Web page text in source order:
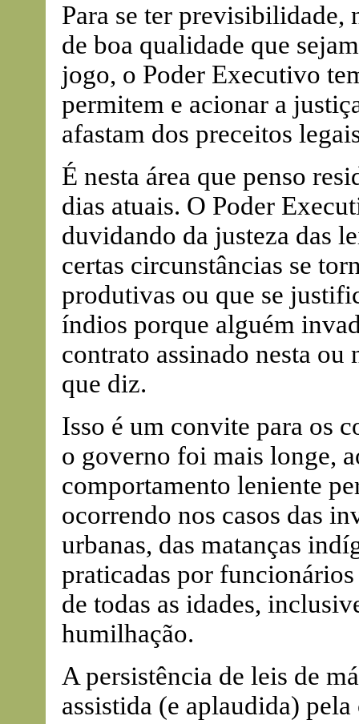
Para se ter previsibilidade,
de boa qualidade que
jogo, o Poder Executivo
permitem e acionar a
afastam dos preceitos
É nesta área que penso
dias atuais. O Poder
duvidando da justeza das
certas circunstâncias se
produtivas ou que se
índios porque alguém
contrato assinado nesta
que diz.
Isso é um convite para os
o governo foi mais longe,
comportamento leniente
ocorrendo nos casos das
urbanas, das matanças
praticadas por
de todas as idades,
humilhação.
A persistência de leis de
assistida (e aplaudida)